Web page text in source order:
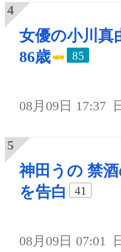
女優の小川真
86歳
85
08月09日 17:37
神田うの 禁
を告白
41
08月09日 07:01